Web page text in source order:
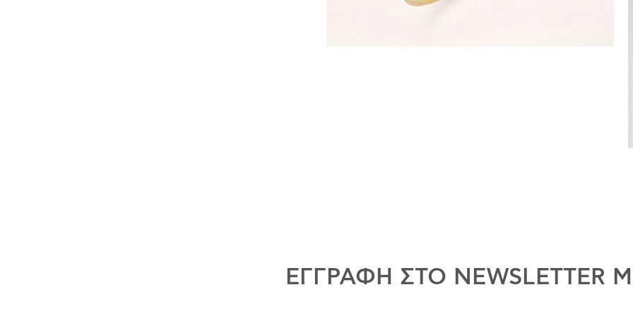
ΕΓΓΡΑΦΗ ΣΤΟ NEWSLETTER